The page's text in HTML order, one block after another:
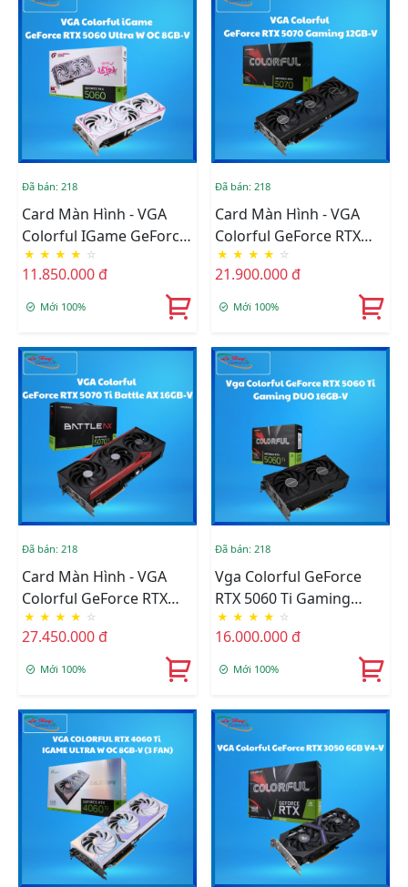
Đã bán: 218
Card Màn Hình - VGA
Colorful IGame GeForce
RTX 5060 Ultra W OC
8GB-V
★ ★ ★ ★ ☆
11.850.000 đ
Mới 100%
Đã bán: 218
Card Màn Hình - VGA
Colorful GeForce RTX
5070 Gaming 12GB-V
★ ★ ★ ★ ☆
21.900.000 đ
Mới 100%
Đã bán: 218
Card Màn Hình - VGA
Colorful GeForce RTX
5070 Ti Battle AX 16GB-V
★ ★ ★ ★ ☆
27.450.000 đ
Mới 100%
Đã bán: 218
Vga Colorful GeForce
RTX 5060 Ti Gaming
DUO 16GB-V
★ ★ ★ ★ ☆
16.000.000 đ
Mới 100%